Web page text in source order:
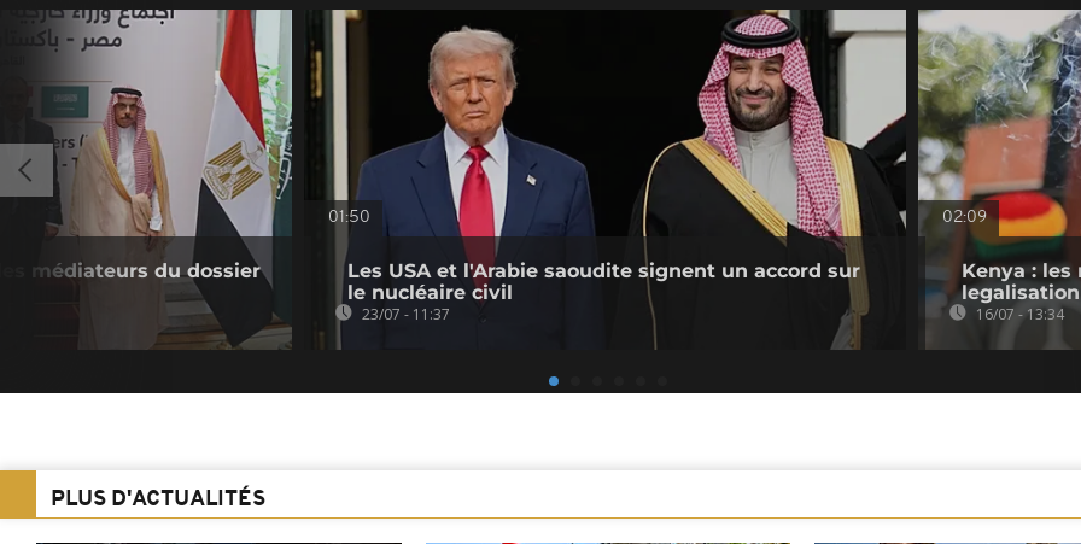
médiateurs du dossier
01:50
Les USA et l'Arabie saoudite signent un accord sur
le nucléaire civil
23/07 - 11:37
02:09
Kenya : les
legalisation
16/07 - 13:34
PLUS D'ACTUALITÉS